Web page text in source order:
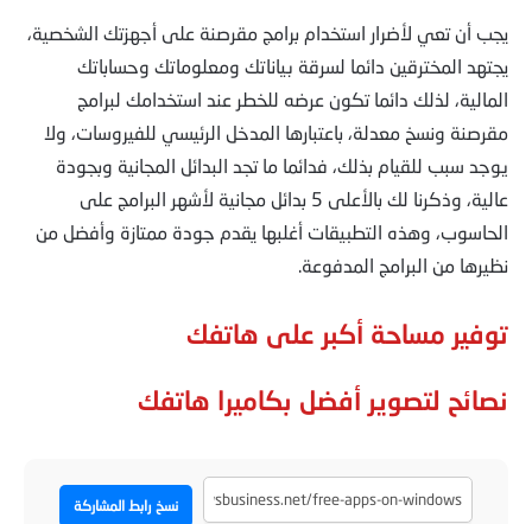
يجب أن تعي لأضرار استخدام برامج مقرصنة على أجهزتك الشخصية،
يجتهد المخترقين دائما لسرقة بياناتك ومعلوماتك وحساباتك
المالية، لذلك دائما تكون عرضه للخطر عند استخدامك لبرامج
مقرصنة ونسخ معدلة، باعتبارها المدخل الرئيسي للفيروسات، ولا
يوجد سبب للقيام بذلك، فدائما ما تجد البدائل المجانية وبجودة
عالية، وذكرنا لك بالأعلى 5 بدائل مجانية لأشهر البرامج على
الحاسوب، وهذه التطبيقات أغلبها يقدم جودة ممتازة وأفضل من
نظيرها من البرامج المدفوعة.
توفير مساحة أكبر على هاتفك
نصائح لتصوير أفضل بكاميرا هاتفك
نسخ رابط المشاركة